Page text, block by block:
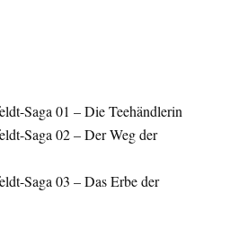
Saga 01 – Die Teehändlerin
Saga 02 – Der Weg der
Saga 03 – Das Erbe der